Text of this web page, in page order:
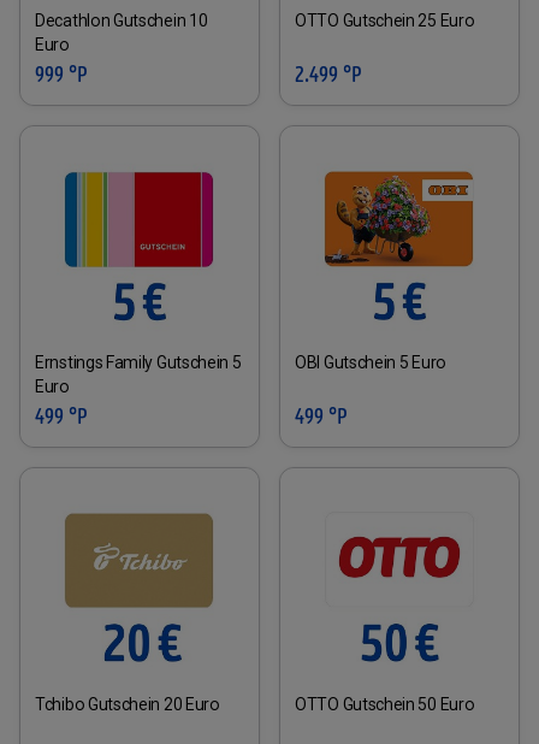
Decathlon Gutschein 10
Euro
999 °P
OTTO Gutschein 25 Euro
2.499 °P
Ernstings Family Gutschein 5
Euro
499 °P
OBI Gutschein 5 Euro
499 °P
Tchibo Gutschein 20 Euro OTTO Gutschein 50 Euro